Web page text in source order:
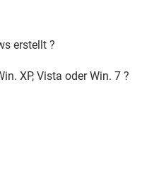
erstellt ?
XP, Vista oder Win. 7 ?